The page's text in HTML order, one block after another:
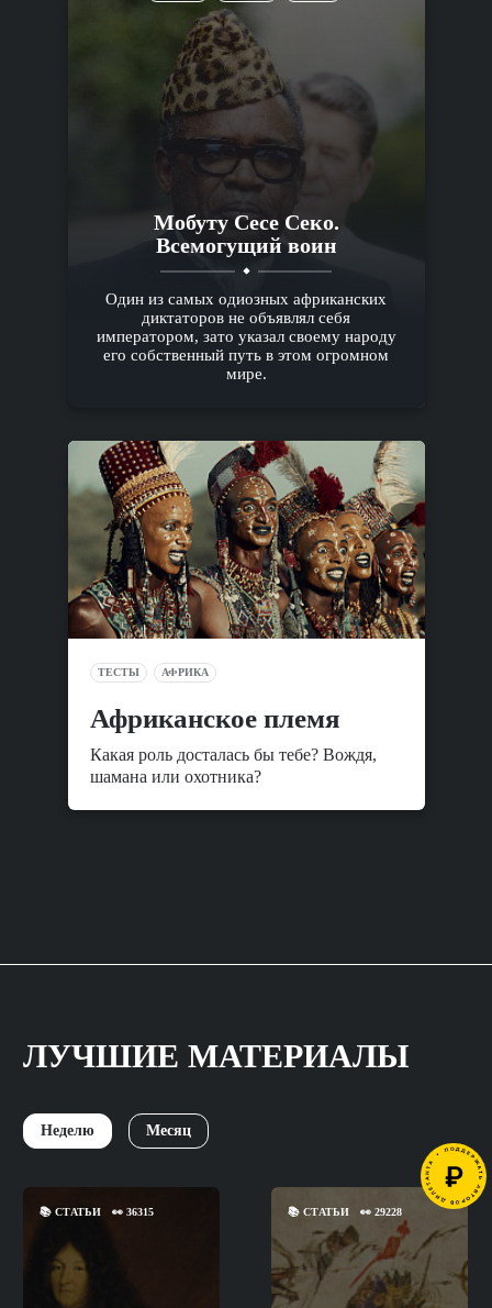
Мобуту Сесе Секо.
Всемогущий воин
Один из самых одиозных африканских
диктаторов не объявлял себя
императором, зато указал своему народу
его собственный путь в этом огромном
мире.
ТЕСТЫ АФРИКА
Африканское племя
Какая роль досталась бы тебе? Вождя,
шамана или охотника?
ЛУЧШИЕ МАТЕРИАЛЫ
Неделю Месяц
📚 СТАТЬИ 👀 36315 📚СТАТЬИ 👀29228